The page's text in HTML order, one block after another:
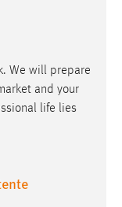
We will prepare
and your
life lies